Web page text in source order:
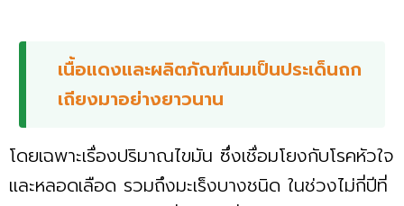
เนื้อแดงและผลิตภัณฑ์นมเป็นประเด็นถก
เถียงมาอย่างยาวนาน
โดยเฉพาะเรื่องปริมาณไขมัน ซึ่งเชื่อมโยงกับโรคหัวใจ
และหลอดเลือด รวมถึงมะเร็งบางชนิด ในช่วงไม่กี่ปีที่